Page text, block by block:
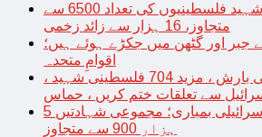
اسرائیلی بمباری سے شہید فلسطینیوں کی تعداد 6500 سے
متجاوز، 16 ہزار سے زائد زخمی
سال سے جبر اور گٹھن میں جکڑے ہوئے ہیں؛
اقوامِ متحدہ
غزہ پر پھر بموں کی بارش ، مزید 704 فلسطینی شہید ،
سے تعلقات ختم کریں ، حماس
مغربی کنارے پر بھی اسرائیلی بمباری؛ مجموعی شہادتیں 5
ہزار 900 سے متجاوز